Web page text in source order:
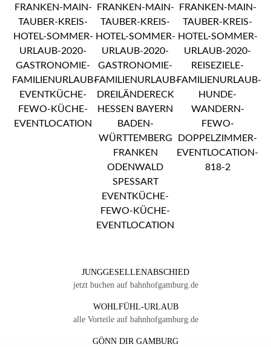
JUNGGESELLENABSCHIED
jetzt buchen auf bahnhofgamburg.de
WOHLFÜHL-URLAUB
alle Vorteile auf bahnhofgamburg.de
GÖNN DIR GAMBURG